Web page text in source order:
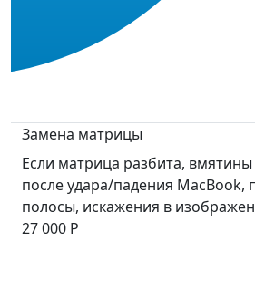
Замена матрицы
Если матрица разбита,
после удара/падения MacBook,
полосы, искажения в
27 000 Р